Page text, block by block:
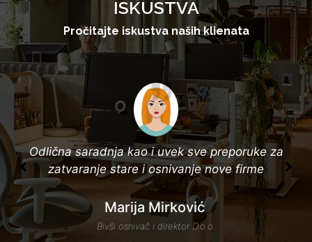
ISKUSTVA
Pročitajte iskustva naših klienata
Odlična saradnja kao i uvek sve preporuke za
zatvaranje stare i osnivanje nove firme
Marija Mirković
Bivši osnivač i direktor D.o.o.